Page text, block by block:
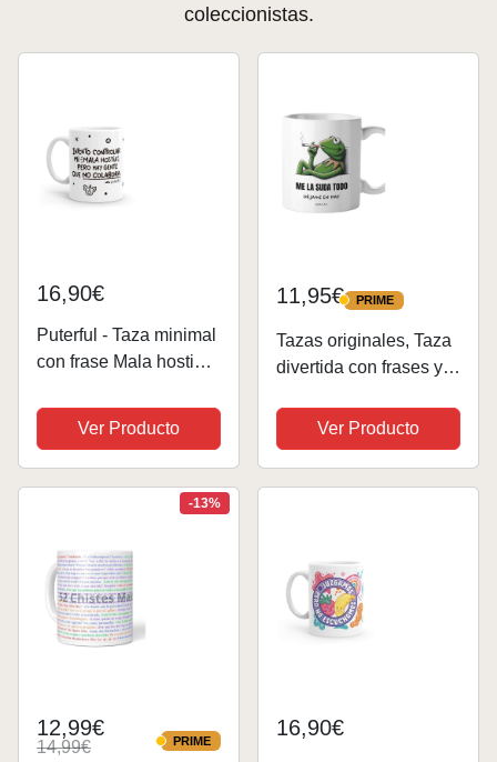
coleccionistas.
16,90€
Puterful - Taza minimal
con frase Mala hostia -
café - Resistente al
microondas y
lavavajillas
Ver Producto
11,95€ PRIME
PRIME
Tazas originales, Taza
divertida con frases y
Detalles para
compañeras de
trabajo, Amigo
Ver Producto
-13%
12,99€
14,99€ PRIME
PRIME
16,90€